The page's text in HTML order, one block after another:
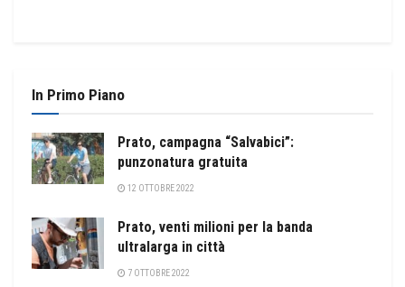
In Primo Piano
Prato, campagna “Salvabici”:
punzonatura gratuita
12 OTTOBRE 2022
Prato, venti milioni per la banda
ultralarga in città
7 OTTOBRE 2022